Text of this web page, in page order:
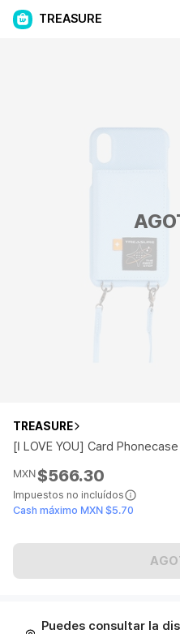
TREASURE
TREASURE
[I LOVE YOU] Card Phonecase
MXN$566.30
Impuestos no incluídos
Cash máximo MXN $5.70
Puedes consultar la